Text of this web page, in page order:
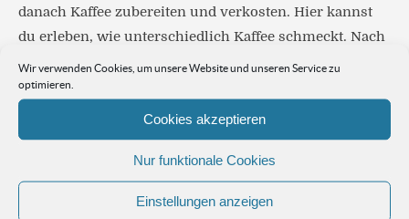
Wir verwenden Cookies, um unsere Website und unseren Service zu
optimieren.
Cookies akzeptieren
Nur funktionale Cookies
Einstellungen anzeigen
danach Kaffee zubereiten und verkosten. Hier kannst
du erleben, wie unterschiedlich Kaffee schmeckt. Nach
einer kurzen Pause, schauen wir noch einmal auf das
Thema Qualität – wo sollte unser Kaffee wie
schmecken und woran erkenne ich Qualität. Dann
werden die unterschiedlichen Zubereitungsmethoden
ausprobiert. Hier erfährst du welche sensorischen
Stärken und Schwächen die unterschiedlichen
Zubereitungsmethoden haben.